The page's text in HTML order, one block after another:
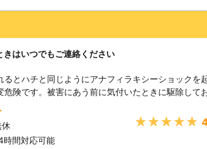
はいつでもご連絡ください
るとハチと同じようにアナフィラキシーショックを
危険です。被害にあう前に気付いたときに駆除して
獣駆除のプロ集団である当店なら、ムカデ発生の原
駆除をおこなうことでお客様の安全な暮らしを取り
休
時間対応可能
★★★★★